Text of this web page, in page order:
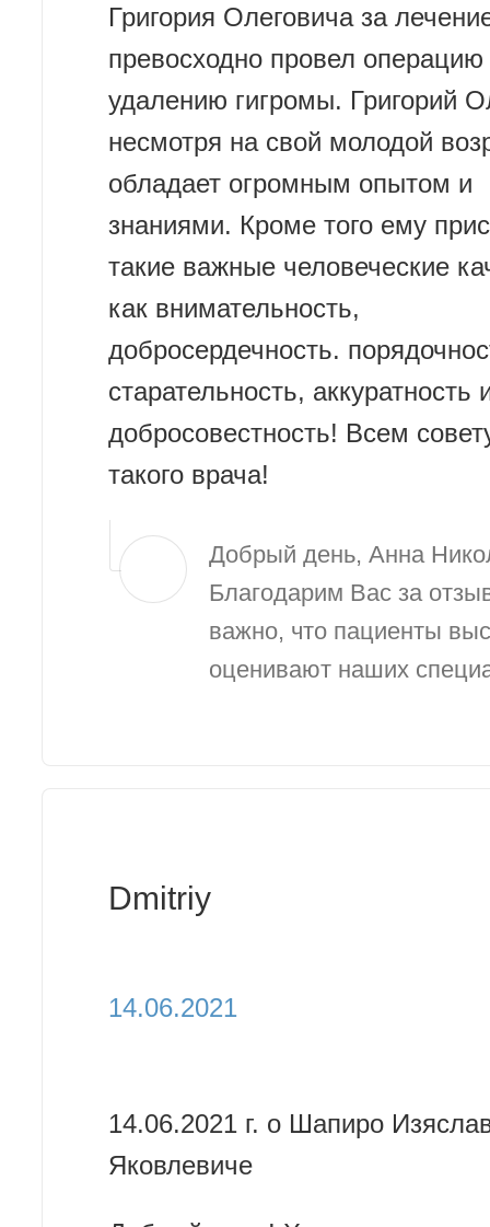
Григория Олеговича за
превосходно провел операцию
удалению гигромы. Григорий
несмотря на свой молодой
обладает огромным опытом и
знаниями. Кроме того ему
такие важные человеческие
как внимательность,
добросердечность.
старательность, аккуратность
добросовестность! Всем
такого врача!
Добрый день, Анна
Благодарим Вас за
важно, что пациенты
оценивают наших
Dmitriy
14.06.2021
14.06.2021 г. о Шапиро
Яковлевиче